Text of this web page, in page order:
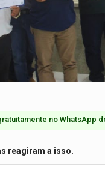
no WhatsApp
reagiram a isso.